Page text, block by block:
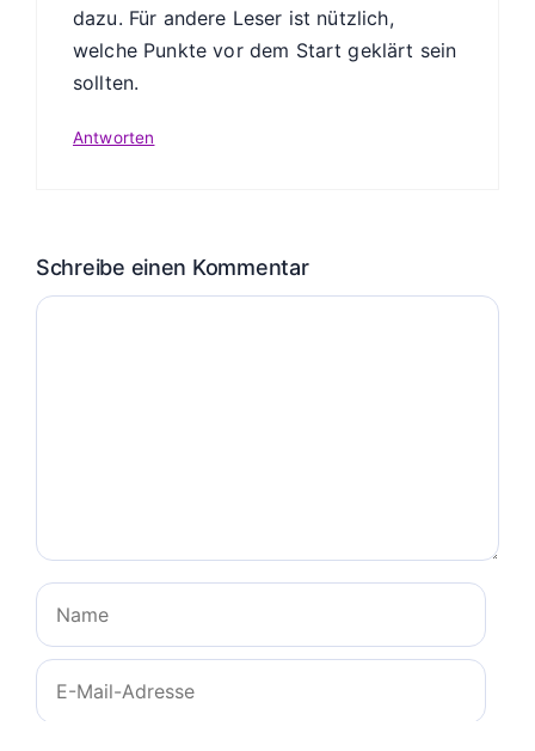
dazu. Für andere Leser ist nützlich,
welche Punkte vor dem Start geklärt sein
sollten.
Antworten
Schreibe einen Kommentar
Kommentar
Name
E-
Mail-